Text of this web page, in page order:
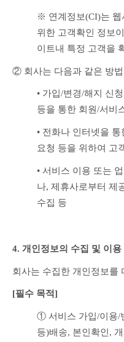
※ 연계정보(CI)는 웹
위한 고객확인 정보
이트내 특정 고객을
② 회사는 다음과 같은 방
• 가입/변경/해지 신
등을 통한 회원/서비
• 전화나 인터넷을
요청 등을 위하여 고
• 서비스 이용 또는
나, 제휴사로부터 제
수집 등
4. 개인정보의 수집 및 이용
회사는 수집한 개인정보를
[필수 목적]
① 서비스 가입/이용/
등)배송, 본인확인,